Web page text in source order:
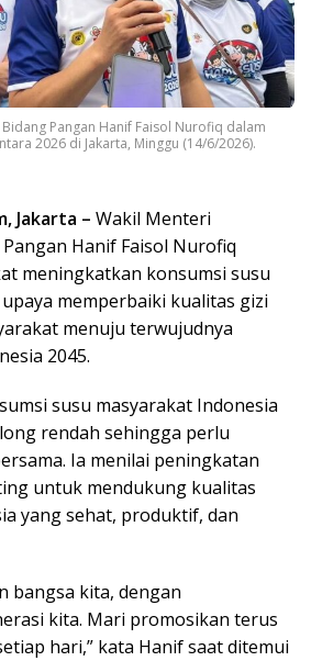
Pangan Hanif Faisol Nurofiq dalam
2026 di Jakarta, Minggu (14/6/2026).
Jakarta – Wakil Menteri
Hanif Faisol Nurofiq
meningkatkan konsumsi susu
memperbaiki kualitas gizi
menuju terwujudnya
2045.
susu masyarakat Indonesia
rendah sehingga perlu
Ia menilai peningkatan
untuk mendukung kualitas
yang sehat, produktif, dan
bangsa kita, dengan
kita. Mari promosikan terus
hari,” kata Hanif saat ditemui